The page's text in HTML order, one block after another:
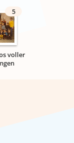
5
voller